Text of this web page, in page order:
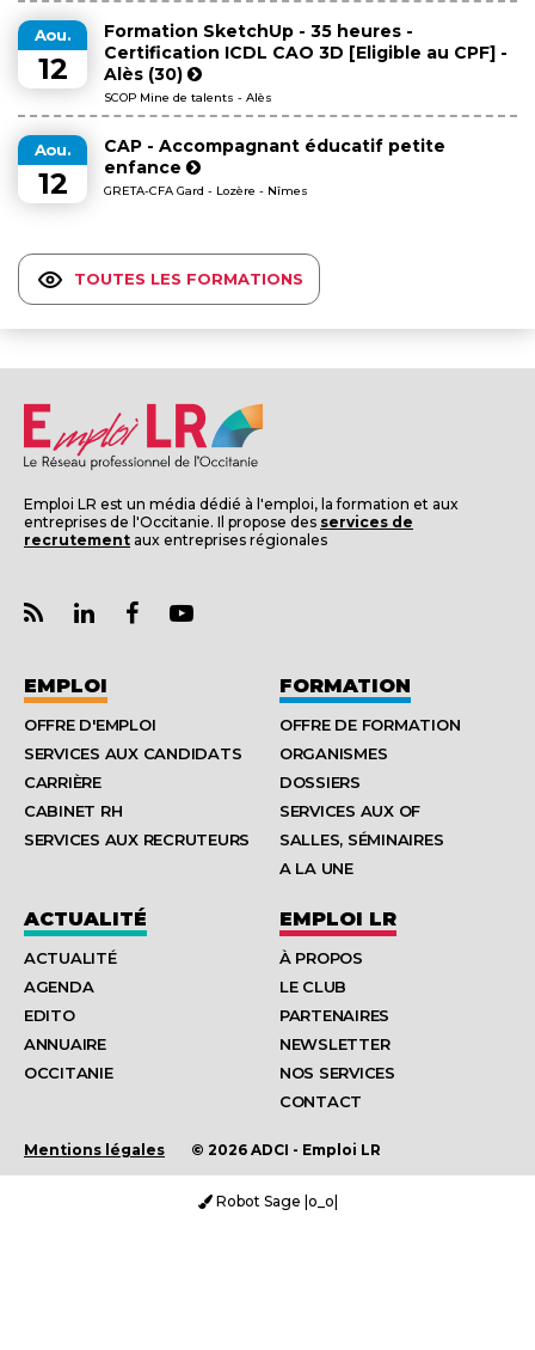
Aou.
12
Formation SketchUp - 35 heures -
Certification ICDL CAO 3D [Eligible au CPF] -
Alès (30)
SCOP Mine de talents - Alès
Aou.
12
CAP - Accompagnant éducatif petite
enfance
GRETA-CFA Gard - Lozère - Nîmes
TOUTES LES FORMATIONS
Emploi LR est un média dédié à l'emploi, la formation et aux
entreprises de l'Occitanie. Il propose des services de
recrutement aux entreprises régionales
EMPLOI
OFFRE D'EMPLOI
SERVICES AUX CANDIDATS
CARRIÈRE
CABINET RH
SERVICES AUX RECRUTEURS
FORMATION
OFFRE DE FORMATION
ORGANISMES
DOSSIERS
SERVICES AUX OF
SALLES, SÉMINAIRES
A LA UNE
ACTUALITÉ
ACTUALITÉ
AGENDA
EDITO
ANNUAIRE
OCCITANIE
EMPLOI LR
À PROPOS
LE CLUB
PARTENAIRES
NEWSLETTER
NOS SERVICES
CONTACT
Mentions légales © 2026 ADCI - Emploi LR
Robot Sage |o_o|